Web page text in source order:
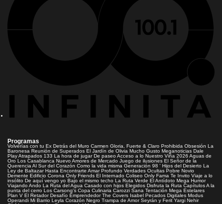
Programas
Volverías con tu Ex Detrás del Muro Carmen Gloria, Fuerte & Claro Prohibida Obsesión La
Baronesa Reunión de Superados El Jardín de Olivia Mucho Gusto Meganoticias Dale
PlayAtrapados 133 La hora de jugar De paseoAcceso a lo Nuestro Viña 2026 Aguas de
Oro Los Casablanca Nuevo Amores de Mercado Juego de ilusiones El Señor de la
Querencia Al Sur del Corazón Como la vida misma Generación 98 ' Hijos del Desierto La
Ley de Baltazar Hasta Encontrarte Amar Profundo Verdades Ocultas Pobre Novio
Demente Edificio Corona Only Friends El Internado Coliseo Only Fama Te Invito Viaje a lo
insólito De aquí vengo yo Bajo el mismo techo La Ruta Verde El Antídoto Mega Humor
Viajando Ando La Ruta del Agua Casado con hijos Elegidos Disfruta la Ruta CapítulosA la
punta del cerro Los Carsong's Copa Culinaria Carozzi Sana Tentación Mega Estelares
Plan V El Retador Desafío Emprendedor The Covers Isabel Pecados Digitales Modus
Operandi Mi Barrio Leyla Corazón Negro Trampa de Amor Seyrán y Ferit Yargi Nehir